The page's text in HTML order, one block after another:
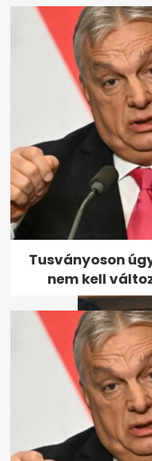
Borsa
vállalja
Tusványoson
nem kell